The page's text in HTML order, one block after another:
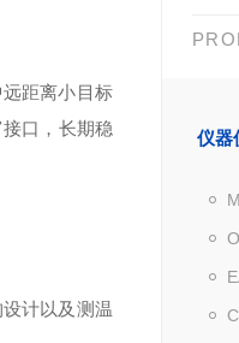
仪器
距离小目标
口，长期稳
计以及测温